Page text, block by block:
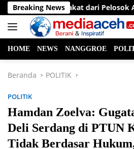
Langsung
ke
konten
Breaking News
Masyarakat dari Pelosok Aceh
HOME NEWS NANGGROE
Beranda POLITIK
POLITIK
Hamdan Zoelva:
Deli Serdang di PTUN
Tidak Berdasar